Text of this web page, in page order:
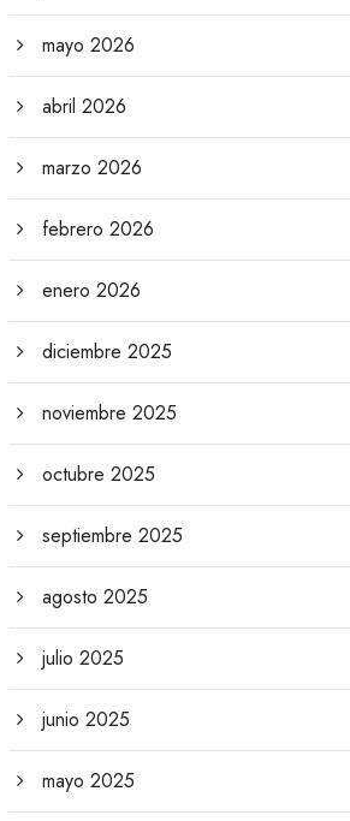
mayo 2026
abril 2026
marzo 2026
febrero 2026
enero 2026
diciembre 2025
noviembre 2025
octubre 2025
septiembre 2025
agosto 2025
julio 2025
junio 2025
mayo 2025